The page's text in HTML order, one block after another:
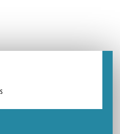
et de l’émotion
conduite d’eau à Lons-le-Saunier